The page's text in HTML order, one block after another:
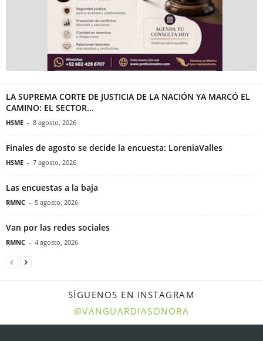
LA SUPREMA CORTE DE JUSTICIA DE LA NACIÓN YA MARCÓ EL
CAMINO: EL SECTOR...
HSME - 8 agosto, 2026
Finales de agosto se decide la encuesta: LoreniaValles
HSME - 7 agosto, 2026
Las encuestas a la baja
RMNC - 5 agosto, 2026
Van por las redes sociales
RMNC - 4 agosto, 2026
SÍGUENOS EN INSTAGRAM
@VANGUARDIASONORA